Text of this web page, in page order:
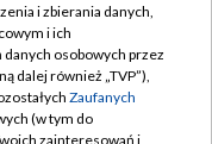
i zbierania danych,
i ich
osobowych przez
dalej również „TVP”),
Zaufanych
(w tym do
zainteresowań i